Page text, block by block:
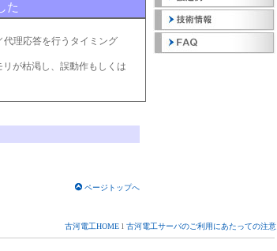
た
代理応答を行うタイミング
が枯渇し、誤動作もしくは
ページトップへ
古河電工HOME l 古河電工サーバのご利用にあたっての注意